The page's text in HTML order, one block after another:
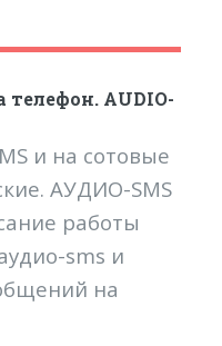
AUDIO-
и на сотовые
АУДИО-SMS
работы
sms и
на